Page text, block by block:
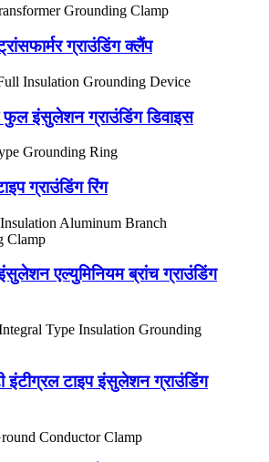
ग्राउंडिंग क्लैंप
फुल इंसुलेशन ग्राउंडिंग डिवाइस
ग्राउंडिंग रिंग
एल्युमिनियम ब्रांच ग्राउंडिंग
इंटीग्रल टाइप इंसुलेशन ग्राउंडिंग